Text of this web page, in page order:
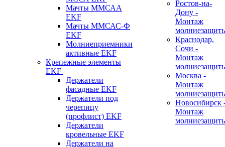
Мачты ММСАА
EKF
Мачты ММСАС-Ф
EKF
Молниеприемники
активные EKF
Крепежные элементы
EKF
Держатели
фасадные EKF
Держатели под
черепицу
(профлист) EKF
Держатели
кровельные EKF
Держатели на
Ростов-на-
Дону -
Монтаж
Краснодар,
Сочи -
Монтаж
Москва -
Монтаж
Новосибирск
Монтаж